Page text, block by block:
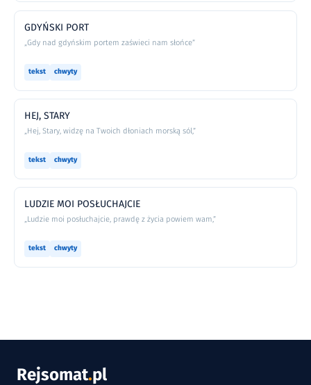
GDYŃSKI PORT
„Gdy nad gdyńskim portem zaświeci nam słońce”
tekst chwyty
HEJ, STARY
„Hej, Stary, widzę na Twoich dłoniach morską sól,”
tekst chwyty
LUDZIE MOI POSŁUCHAJCIE
„Ludzie moi posłuchajcie, prawdę z życia powiem wam,”
tekst chwyty
Rejsomat.pl